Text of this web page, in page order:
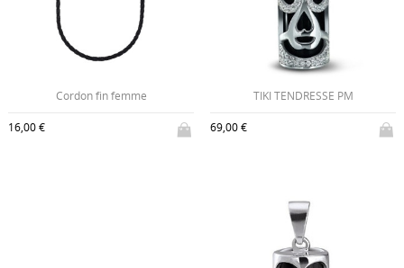
Cordon fin femme
16,00 €
TIKI TENDRESSE PM
69,00 €